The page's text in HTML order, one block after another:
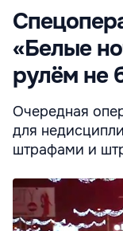
«Белые
рулём не
Очередная
для
штрафами и